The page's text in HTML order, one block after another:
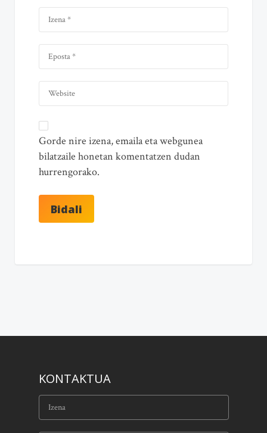
Gorde nire izena, emaila eta webgunea
bilatzaile honetan komentatzen dudan
hurrengorako.
KONTAKTUA